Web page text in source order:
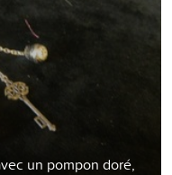
un pompon doré,